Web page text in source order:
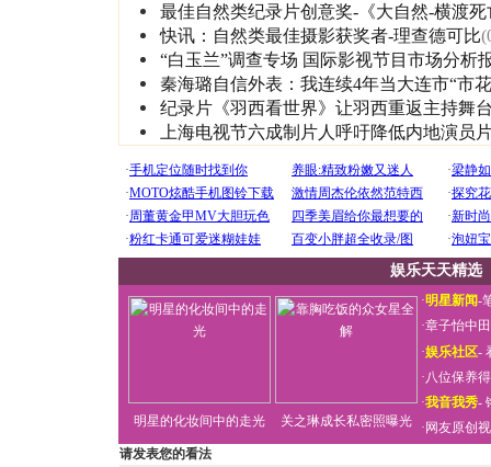
最佳自然类纪录片创意奖-《大自然-横渡
快讯：自然类最佳摄影获奖者-理查德可比
“白玉兰”调查专场 国际影视节目市场分析
秦海璐自信外表：我连续4年当大连市“市
纪录片《羽西看世界》让羽西重返主持舞
上海电视节六成制片人呼吁降低内地演员
娱乐天天精选
明星的化妆间中的走光 关之琳成长私密照曝光
·明星新闻-
·章子怡中
·娱乐社区-
·八位保养
·我音我秀-
· 网友原创
请发表您的看法